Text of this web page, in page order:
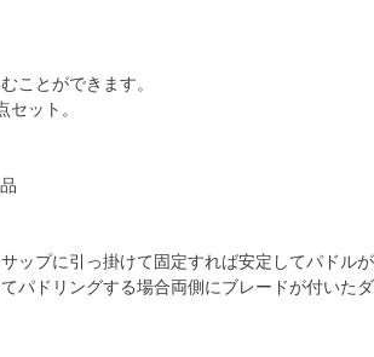
ことができます。
ット。
ップに引っ掛けて固定すれば安定してパドル
パドリングする場合両側にブレードが付いた